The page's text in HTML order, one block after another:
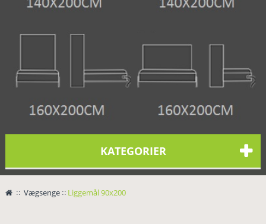
KATEGORIER
> Vægsenge > Liggemål 90x200